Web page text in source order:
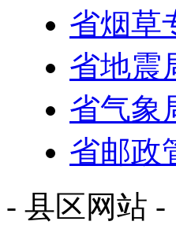
省烟草
省地震
省气象
省邮政
- 县区网站 -